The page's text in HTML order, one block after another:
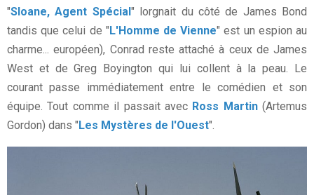
"Sloane, Agent Spécial" lorgnait du côté de James Bond
tandis que celui de "L'Homme de Vienne" est un espion au
charme... européen), Conrad reste attaché à ceux de James
West et de Greg Boyington qui lui collent à la peau. Le
courant passe immédiatement entre le comédien et son
équipe. Tout comme il passait avec Ross Martin(Artemus
Gordon) dans "Les Mystères de l'Ouest".